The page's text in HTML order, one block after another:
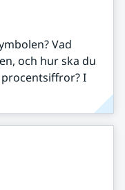
Vad
och hur ska du
I